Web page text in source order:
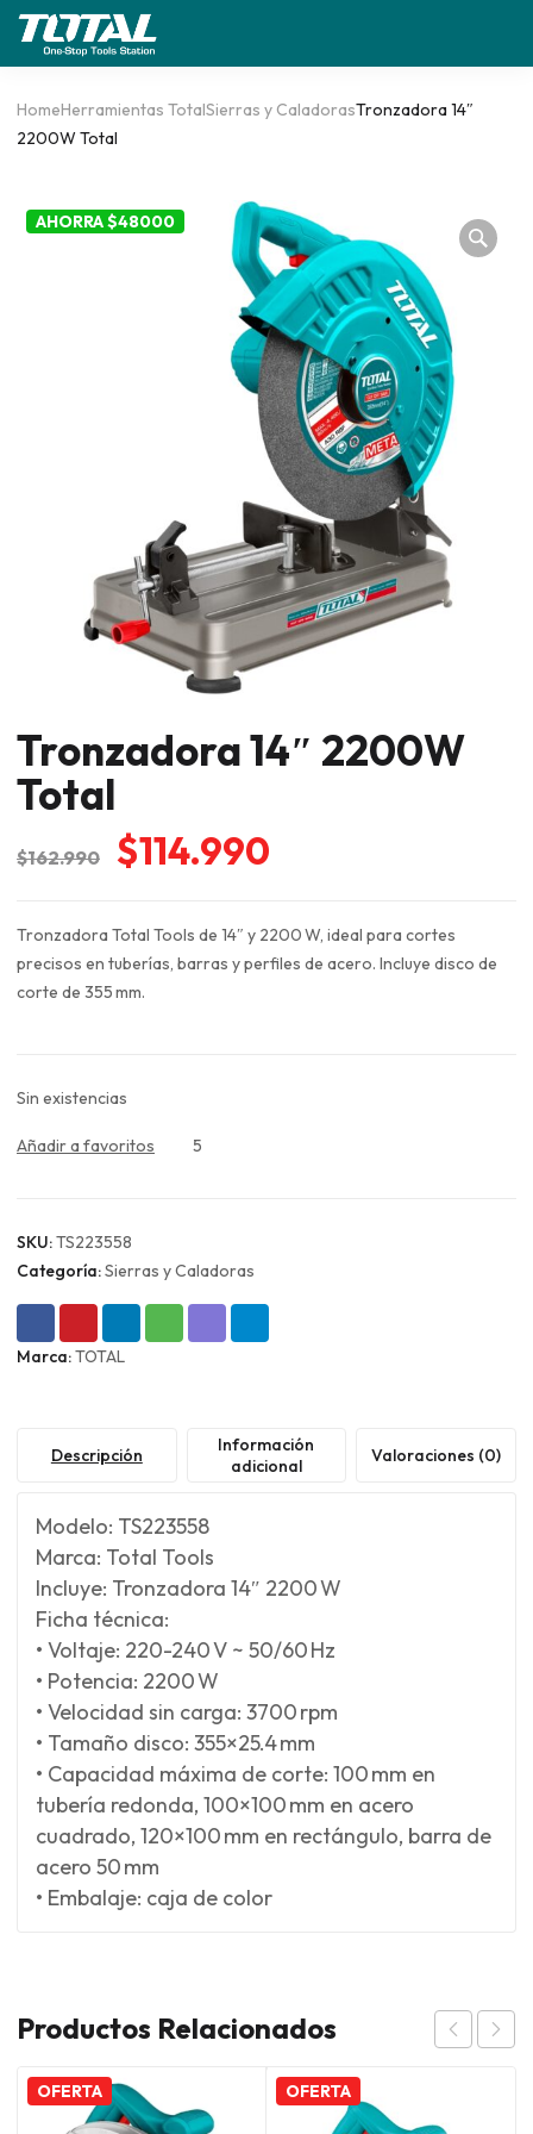
HomeHerramientas TotalSierras y CaladorasTronzadora 14″
2200W Total
AHORRA $48000
Tronzadora 14″ 2200W
Total
$162.990
El
original
era:
$162.990.
$114.990
actual
es:
Tronzadora Total Tools de 14″ y 2200 W, ideal para cortes
precisos en tuberías, barras y perfiles de acero. Incluye disco de
corte de 355 mm.
Sin existencias
Añadir a favoritos 5
SKU:TS223558
Categoría:Sierras y Caladoras
Marca:TOTAL
Descripción
Información
adicional
Valoraciones (0)
Modelo: TS223558
Marca: Total Tools
Incluye: Tronzadora 14″ 2200 W
Ficha técnica:
• Voltaje: 220-240 V ~ 50/60 Hz
• Potencia: 2200 W
• Velocidad sin carga: 3700 rpm
• Tamaño disco: 355×25.4 mm
• Capacidad máxima de corte: 100 mm en
tubería redonda, 100×100 mm en acero
cuadrado, 120×100 mm en rectángulo, barra de
acero 50 mm
• Embalaje: caja de color
Productos Relacionados
OFERTA OFERTA